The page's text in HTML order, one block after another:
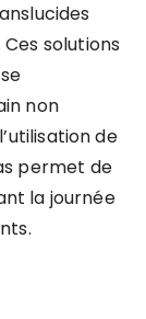
solutions
non
de
permet de
la journée